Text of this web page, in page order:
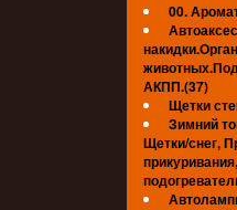
00.
АКПП.(37)
Щетки
Зимний
Щетки/снег,